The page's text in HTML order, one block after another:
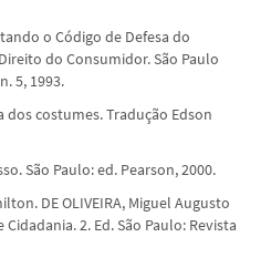
o Código de Defesa do
do Consumidor. São Paulo
5, 1993.
dos costumes. Tradução Edson
São Paulo: ed. Pearson, 2000.
DE OLIVEIRA, Miguel Augusto
2. Ed. São Paulo: Revista